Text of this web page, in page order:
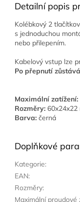
Detailní popis
Kolébkový 2
s jednoduchou
nebo přilepením.
Kabelový vstup lze
Po přepnutí
Maximální zatížení:
Rozměry: 60x24x22
Barva: černá
Doplňkové
Kategorie:
EAN:
Rozměry:
Maximální proudové